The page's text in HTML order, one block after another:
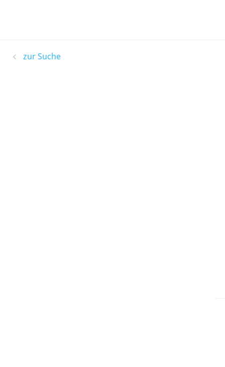
zur Suche